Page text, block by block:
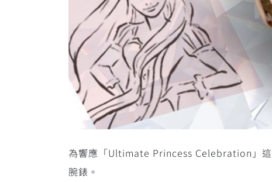
為響應「Ultimate Princess Celebration」這
腕錶。